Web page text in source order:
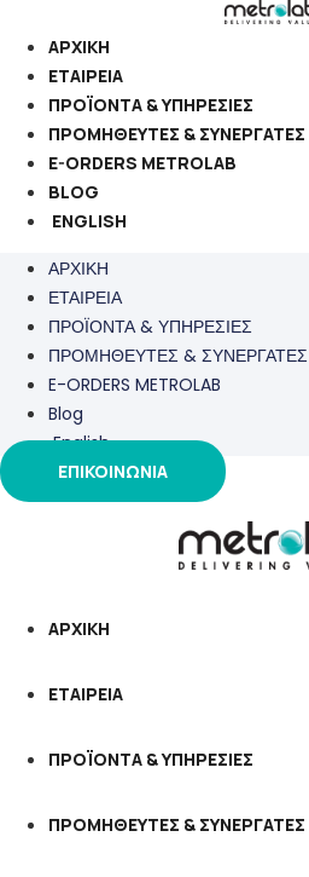
στο
περιεχόμενο
ΑΡΧΙΚΗ
ΕΤΑΙΡΕΙΑ
ΠΡΟΪΟΝΤΑ & ΥΠΗΡΕΣΙΕΣ
ΠΡΟΜΗΘΕΥΤΕΣ & ΣΥΝΕΡΓΑΤΕΣ
E-ORDERS METROLAB
BLOG
ENGLISH
ΑΡΧΙΚΗ
ΕΤΑΙΡΕΙΑ
ΠΡΟΪΟΝΤΑ & ΥΠΗΡΕΣΙΕΣ
ΠΡΟΜΗΘΕΥΤΕΣ & ΣΥΝΕΡΓΑΤΕΣ
E-ORDERS METROLAB
Blog
English
ΕΠΙΚΟΙΝΩΝΙΑ
ΑΡΧΙΚΗ
ΕΤΑΙΡΕΙΑ
ΠΡΟΪΟΝΤΑ & ΥΠΗΡΕΣΙΕΣ
ΠΡΟΜΗΘΕΥΤΕΣ & ΣΥΝΕΡΓΑΤΕΣ